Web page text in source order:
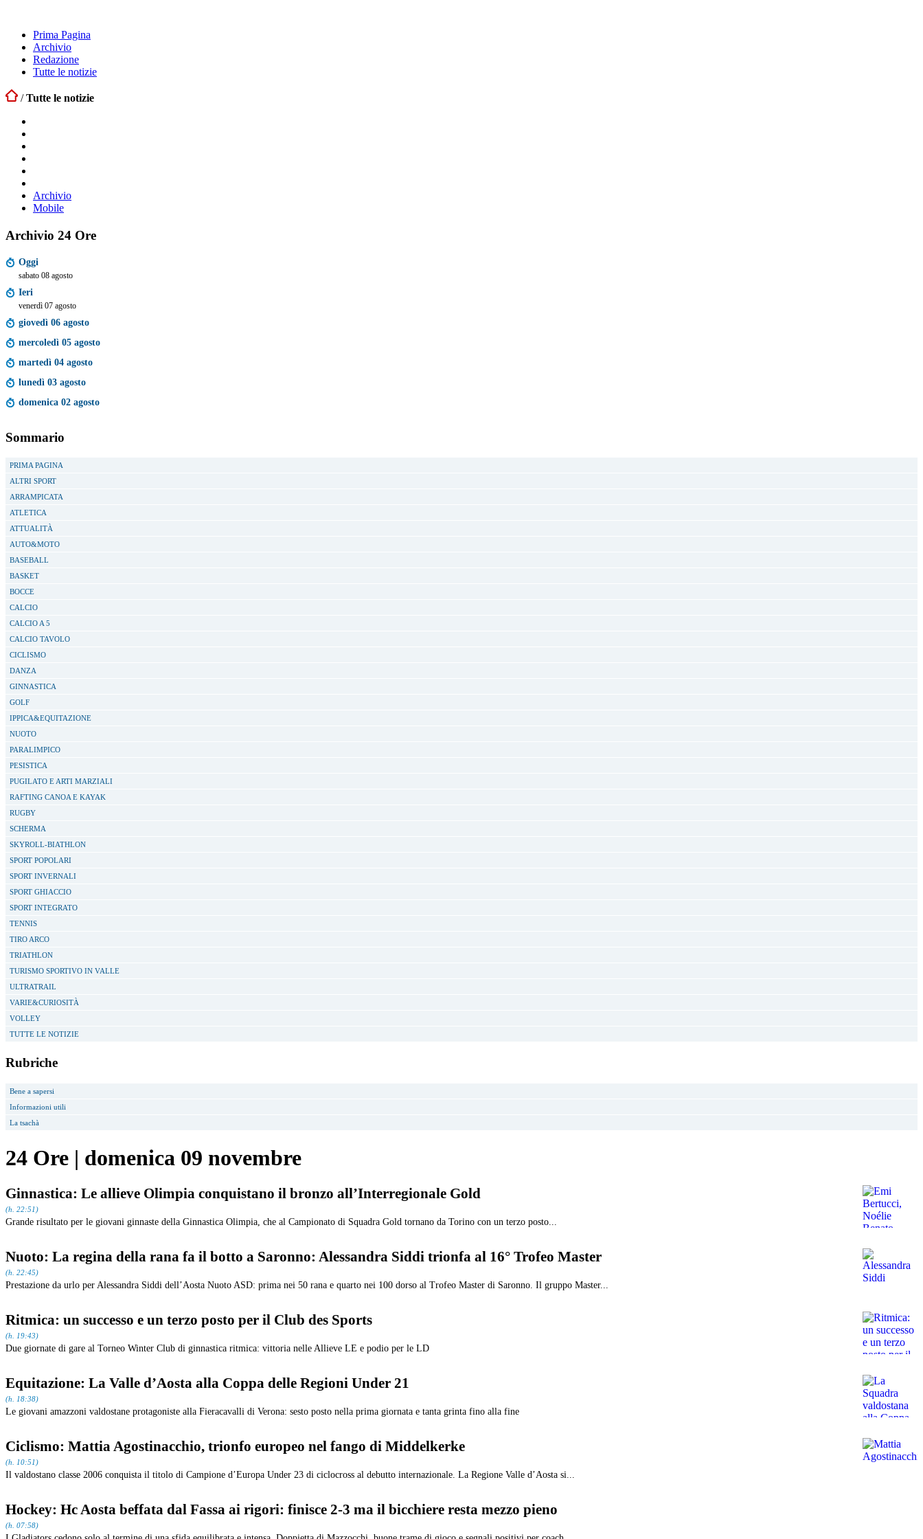
Prima Pagina
Archivio
Redazione
Tutte le notizie
/Tutte le notizie
Archivio
Mobile
Archivio 24 Ore
Oggi
sabato 08 agosto
Ieri
venerdì 07 agosto
giovedì 06 agosto
mercoledì 05 agosto
martedì 04 agosto
lunedì 03 agosto
domenica 02 agosto
Sommario
PRIMA PAGINA
ALTRI SPORT
ARRAMPICATA
ATLETICA
ATTUALITÀ
AUTO&MOTO
BASEBALL
BASKET
BOCCE
CALCIO
CALCIO A 5
CALCIO TAVOLO
CICLISMO
DANZA
GINNASTICA
GOLF
IPPICA&EQUITAZIONE
NUOTO
PARALIMPICO
PESISTICA
PUGILATO E ARTI MARZIALI
RAFTING CANOA E KAYAK
RUGBY
SCHERMA
SKYROLL-BIATHLON
SPORT POPOLARI
SPORT INVERNALI
SPORT GHIACCIO
SPORT INTEGRATO
TENNIS
TIRO ARCO
TRIATHLON
TURISMO SPORTIVO IN VALLE
ULTRATRAIL
VARIE&CURIOSITÀ
VOLLEY
TUTTE LE NOTIZIE
Rubriche
Bene a sapersi
Informazioni utili
La tsachà
24 Ore | domenica 09 novembre
Ginnastica: Le allieve Olimpia conquistano il bronzo all’Interregionale Gold
(h. 22:51)
Grande risultato per le giovani ginnaste della Ginnastica Olimpia, che al Campionato di Squadra Gold tornano da Torino con un terzo posto...
Nuoto: La regina della rana fa il botto a Saronno: Alessandra Siddi trionfa al 16° Trofeo Master
(h. 22:45)
Prestazione da urlo per Alessandra Siddi dell’Aosta Nuoto ASD: prima nei 50 rana e quarto nei 100 dorso al Trofeo Master di Saronno. Il gruppo Master...
Ritmica: un successo e un terzo posto per il Club des Sports
(h. 19:43)
Due giornate di gare al Torneo Winter Club di ginnastica ritmica: vittoria nelle Allieve LE e podio per le LD
Equitazione: La Valle d’Aosta alla Coppa delle Regioni Under 21
(h. 18:38)
Le giovani amazzoni valdostane protagoniste alla Fieracavalli di Verona: sesto posto nella prima giornata e tanta grinta fino alla fine
Ciclismo: Mattia Agostinacchio, trionfo europeo nel fango di Middelkerke
(h. 10:51)
Il valdostano classe 2006 conquista il titolo di Campione d’Europa Under 23 di ciclocross al debutto internazionale. La Regione Valle d’Aosta si...
Hockey: Hc Aosta beffata dal Fassa ai rigori: finisce 2-3 ma il bicchiere resta mezzo pieno
(h. 07:58)